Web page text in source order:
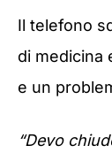
Il telefono
di medicina
e un
“Devo